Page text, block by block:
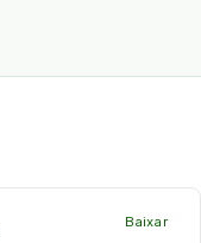
Baixar